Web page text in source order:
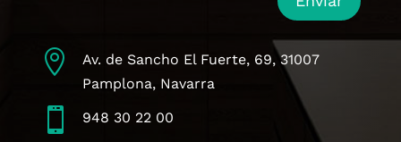

Av. de Sancho El Fuerte, 69, 31007
Pamplona, Navarra
 948 30 22 00